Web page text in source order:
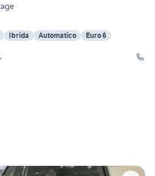
Ibrida Automatico
Euro 6